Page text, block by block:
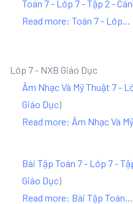
Toán 7 - Lớp 7 - Tập 2 -
Read more: Toán 7 - Lớp...
Lớp 7 - NXB Giáo Dục
Âm Nhạc Và Mỹ Thuật 7 -
Giáo Dục)
Read more: Âm Nhạc Và
Bài Tập Toán 7 - Lớp 7 -
Giáo Dục)
Read more: Bài Tập Toán...